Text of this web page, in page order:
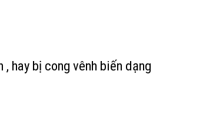
hay bị cong vênh biến dạng